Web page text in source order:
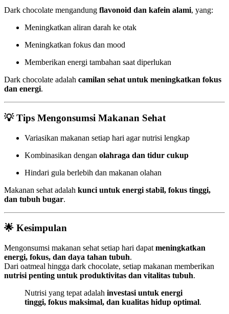
Dark chocolate mengandung flavonoid dan kafein alami, yang:
Meningkatkan aliran darah ke otak
Meningkatkan fokus dan mood
Memberikan energi tambahan saat diperlukan
Dark chocolate adalah camilan sehat untuk meningkatkan fokus
dan energi.
💡Tips Mengonsumsi Makanan Sehat
Variasikan makanan setiap hari agar nutrisi lengkap
Kombinasikan dengan olahraga dan tidur cukup
Hindari gula berlebih dan makanan olahan
Makanan sehat adalah kunci untuk energi stabil, fokus tinggi,
dan tubuh bugar.
🌟 Kesimpulan
Mengonsumsi makanan sehat setiap hari dapat meningkatkan
energi, fokus, dan daya tahan tubuh.
Dari oatmeal hingga dark chocolate, setiap makanan memberikan
nutrisi penting untuk produktivitas dan vitalitas tubuh.
Nutrisi yang tepat adalah investasi untuk energi
tinggi, fokus maksimal, dan kualitas hidup optimal.